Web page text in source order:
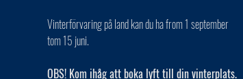
Vinterförvaring på land kan du ha from 1 september
tom 15 juni.
OBS! Kom ihåg att boka lyft till din vinterplats.